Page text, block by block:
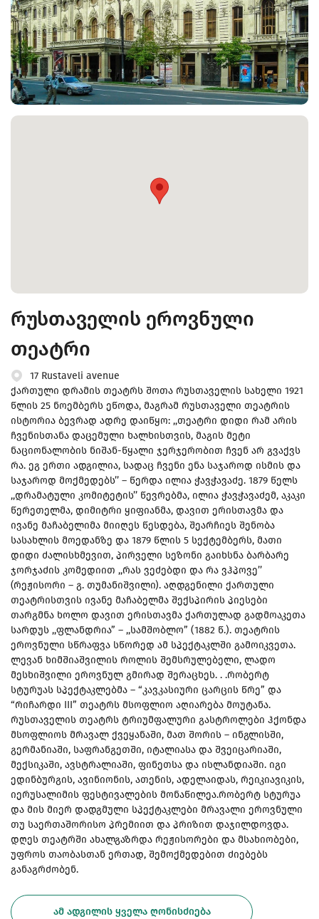
რუსთაველის ეროვნული
თეატრი
17 Rustaveli avenue
ქართული დრამის თეატრს შოთა რუსთაველის სახელი 1921
წლის 25 ნოემბერს ეწოდა, მაგრამ რუსთაველი თეატრის
ისტორია ბევრად ადრე დაიწყო: ,,თეატრი დიდი რამ არის
ჩვენისთანა დაცემული ხალხისთვის, მაგის მეტი
ნაციონალობის ნიშან-წყალი ჯერჯერობით ჩვენ არ გვაქვს
რა. ეგ ერთი ადგილია, სადაც ჩვენი ენა საჯაროდ ისმის და
საჯაროდ მოქმედებს’’ – წერდა ილია ჭავჭავაძე. 1879 წელს
,,დრამატული კომიტეტის’’ წევრებმა, ილია ჭავჭავაძემ, აკაკი
წერეთელმა, დიმიტრი ყიფიანმა, დავით ერისთავმა და
ივანე მაჩაბელიმა მიიღეს წესდება, შეარჩიეს შენობა
სასახლის მოედანზე და 1879 წლის 5 სექტემბერს, მათი
დიდი ძალისხმევით, პირველი სეზონი გაიხსნა ბარბარე
ჯორჯაძის კომედიით ,,რას ვეძებდი და რა ვჰპოვე’’
(რეჟისორი – გ. თუმანიშვილი). აღდგენილი ქართული
თეატრისთვის ივანე მაჩაბელმა შექსპირის პიესები
თარგმნა ხოლო დავით ერისთავმა ქართულად გადმოაკეთა
სარდუს ,,ფლანდრია” – ,,სამშობლო” (1882 წ.). თეატრის
ეროვნული სწრაფვა სწორედ ამ სპექტაკლში გამოიკვეთა.
ლევან ხიმშიაშვილის როლის შემსრულებელი, ლადო
მესხიშვილი ეროვნულ გმირად შერაცხეს. . .რობერტ
სტურუას სპექტაკლებმა – “კავკასიური ცარცის წრე” და
“რიჩარდი III” თეატრს მსოფლიო აღიარება მოუტანა.
რუსთაველის თეატრს ტრიუმფალური გასტროლები ჰქონდა
მსოფლიოს მრავალ ქვეყანაში, მათ შორის – ინგლისში,
გერმანიაში, საფრანგეთში, იტალიასა და შვეიცარიაში,
მექსიკაში, ავსტრალიაში, ფინეთსა და ისლანდიაში. იგი
ედინბურგის, ავინიონის, ათენის, ადელაიდას, რეიკიავიკის,
იერუსალიმის ფესტივალების მონაწილეა.რობერტ სტურუა
და მის მიერ დადგმული სპექტაკლები მრავალი ეროვნული
თუ საერთაშორისო პრემიით და პრიზით დაჯილდოვდა.
დღეს თეატრში ახალგაზრდა რეჟისორები და მსახიობები,
უფროს თაობასთან ერთად, შემოქმედებით ძიებებს
განაგრძობენ.
ᲐᲛ ᲐᲓᲒᲘᲚᲘᲡ ᲧᲕᲔᲚᲐ ᲦᲝᲜᲘᲡᲫᲘᲔᲑᲐ